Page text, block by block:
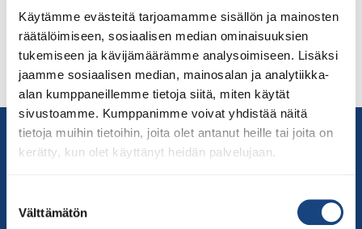
Käytämme evästeitä tarjoamamme sisällön ja mainosten
räätälöimiseen, sosiaalisen median ominaisuuksien
tukemiseen ja kävijämäärämme analysoimiseen. Lisäksi
jaamme sosiaalisen median, mainosalan ja analytiikka-
alan kumppaneillemme tietoja siitä, miten käytät
sivustoamme. Kumppanimme voivat yhdistää näitä
tietoja muihin tietoihin, joita olet antanut heille tai joita on
kerätty, kun olet käyttänyt heidän palvelujaan.
valinta
Välttämätön
henkilömuutoksia on tullut ja hieman
tehtävämuutoksiakin. Markku Ilvonen tuli Tommi
Harsusen tilalle ja uudeksi valiokunnan jäseneksi
valittiin Tero Haukkala. Mikko Välimäki työstää
koulujudo-projektia ja Petri […]
Yhteystiedot
Suomen Judoliitto